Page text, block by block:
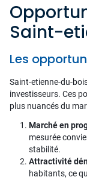
Saint-
Les
Saint-etienne-du-
investisseurs. Ces
plus nuancés du
Marché en
mesurée
stabilité.
Attractivité
habitants, ce